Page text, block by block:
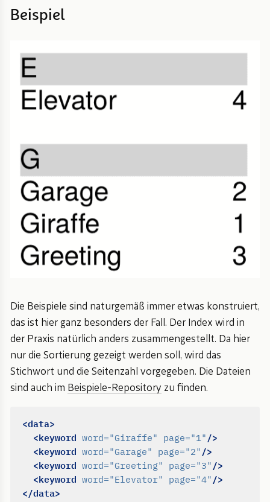
Beispiel
Die Beispiele sind naturgemäß immer etwas konstruiert,
das ist hier ganz besonders der Fall. Der Index wird in
der Praxis natürlich anders zusammengestellt. Da hier
nur die Sortierung gezeigt werden soll, wird das
Stichwort und die Seitenzahl vorgegeben. Die Dateien
sind auch im Beispiele-Repository zu finden.
<data>
<keyword word="Giraffe" page="1"/>
<keyword word="Garage" page="2"/>
<keyword word="Greeting" page="3"/>
<keyword word="Elevator" page="4"/>
</data>